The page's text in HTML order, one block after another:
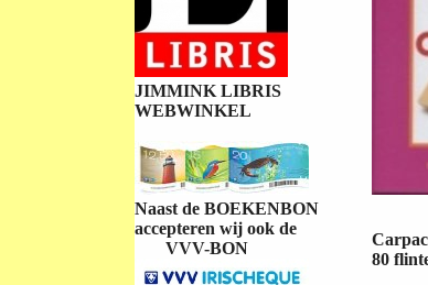
JIMMINK LIBRIS
WEBWINKEL
Naast de BOEKENBON
accepteren wij ook de
VVV-BON
80